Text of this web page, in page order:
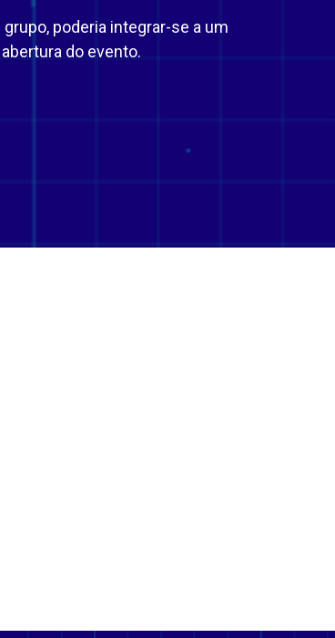
poderia integrar-se a um
do evento.